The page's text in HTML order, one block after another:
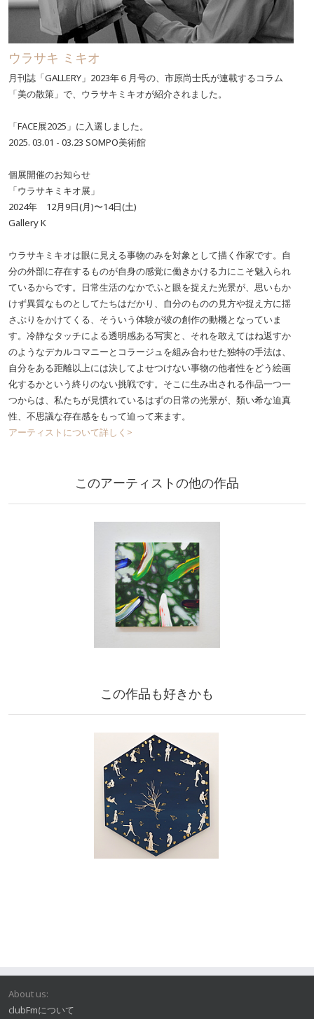
ウラサキ ミキオ
月刊誌「GALLERY」2023年６月号の、市原尚士氏が連載するコラム
「美の散策」で、ウラサキミキオが紹介されました。
「FACE展2025」に入選しました。
2025. 03.01 - 03.23 SOMPO美術館
個展開催のお知らせ
「ウラサキミキオ展」
2024年 12月9日(月)〜14日(土)
Gallery K
ウラサキミキオは眼に見える事物のみを対象として描く作家です。自
分の外部に存在するものが自身の感覚に働きかける力にこそ魅入られ
ているからです。日常生活のなかでふと眼を捉えた光景が、思いもか
けず異質なものとしてたちはだかり、自分のものの見方や捉え方に揺
さぶりをかけてくる、そういう体験が彼の創作の動機となっていま
す。冷静なタッチによる透明感ある写実と、それを敢えてはね返すか
のようなデカルコマニーとコラージュを組み合わせた独特の手法は、
自分をある距離以上には決してよせつけない事物の他者性をどう絵画
化するかという終りのない挑戦です。そこに生み出される作品一つ一
つからは、私たちが見慣れているはずの日常の光景が、類い希な迫真
性、不思議な存在感をもって迫って来ます。
アーティストについて詳しく>
このアーティストの他の作品
この作品も好きかも
About us:
clubFmについて